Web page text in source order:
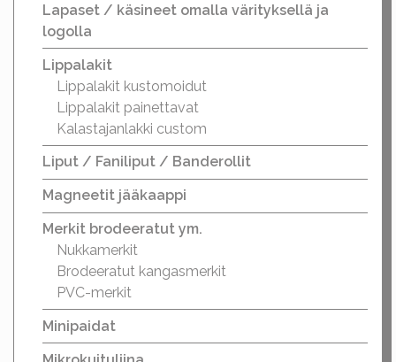
Lapaset / käsineet omalla värityksellä ja
logolla
Lippalakit
Lippalakit kustomoidut
Lippalakit painettavat
Kalastajanlakki custom
Liput / Faniliput / Banderollit
Magneetit jääkaappi
Merkit brodeeratut ym.
Nukkamerkit
Brodeeratut kangasmerkit
PVC-merkit
Minipaidat